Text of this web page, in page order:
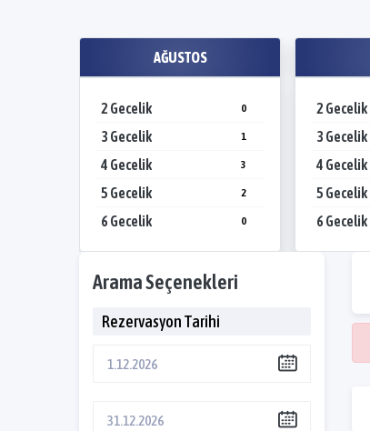
AĞUSTOS
2 Gecelik 0
3 Gecelik 1
4 Gecelik 3
5 Gecelik 2
6 Gecelik 0
2 Gecelik
3 Gecelik
4 Gecelik
5 Gecelik
6 Gecelik
Arama Seçenekleri
Rezervasyon Tarihi